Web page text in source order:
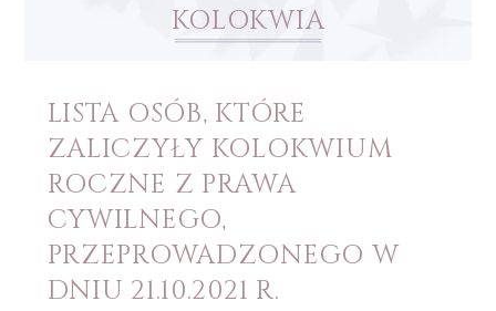
KOLOKWIA
LISTA OSÓB, KTÓRE
ZALICZYŁY KOLOKWIUM
ROCZNE Z PRAWA
CYWILNEGO,
PRZEPROWADZONEGO W
DNIU 21.10.2021 R.